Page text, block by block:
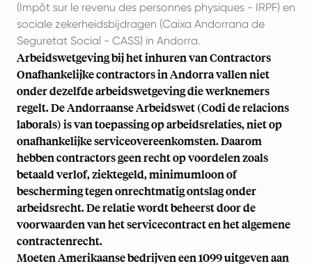
(Impôt sur le revenu des personnes physiques - IRPF) en
sociale zekerheidsbijdragen (Caixa Andorrana de
Seguretat Social - CASS) in Andorra.
Arbeidswetgeving bij het inhuren van Contractors
Onafhankelijke contractors in Andorra vallen niet
onder dezelfde arbeidswetgeving die werknemers
regelt. De Andorraanse Arbeidswet (Codi de relacions
laborals) is van toepassing op arbeidsrelaties, niet op
onafhankelijke serviceovereenkomsten. Daarom
hebben contractors geen recht op voordelen zoals
betaald verlof, ziektegeld, minimumloon of
bescherming tegen onrechtmatig ontslag onder
arbeidsrecht. De relatie wordt beheerst door de
voorwaarden van het servicecontract en het algemene
contractenrecht.
Moeten Amerikaanse bedrijven een 1099 uitgeven aan